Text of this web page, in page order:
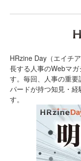
HRzine Day（エイチ
長する人事のWebマ
す。毎回、人事の重
パードが持つ知見・
す。